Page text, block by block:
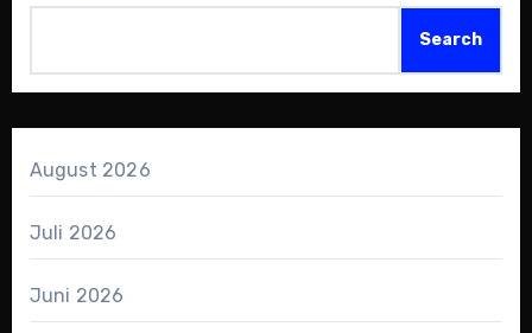
Search
August 2026
Juli 2026
Juni 2026